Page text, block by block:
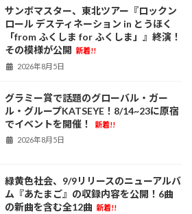
サンボマスター、東北ツアー『ロックン
ロール デスティネーション in とうほく
「from ふくしま for ふくしま」』終演！
その模様が公開 新着!!
2026年8月5日
グラミー賞で話題のグローバル・ガー
ル・グループKATSEYE！8/14~23に原宿
でイベントを開催！
新着!!
2026年8月5日
緑黄色社会、9/9リリースのニューアルバ
ム『あたまご』の収録内容を公開！6曲
の新曲を含む全12曲 新着!!